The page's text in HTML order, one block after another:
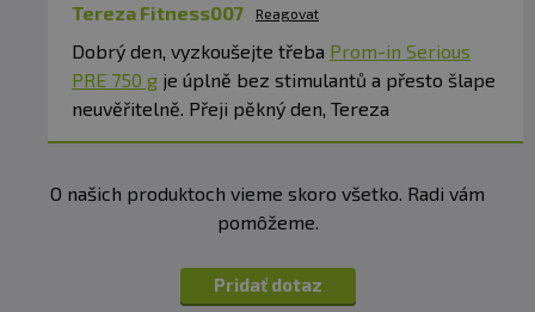
Tereza Fitness007 Reagovat
Dobrý den, vyzkoušejte třeba Prom-in Serious
PRE 750 g je úplně bez stimulantů a přesto šlape
neuvěřitelně. Přeji pěkný den, Tereza
O našich produktoch vieme skoro všetko. Radi vám
pomôžeme.
Pridať dotaz